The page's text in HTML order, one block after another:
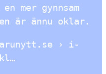
mer gynnsam
är ännu oklar.
› i-